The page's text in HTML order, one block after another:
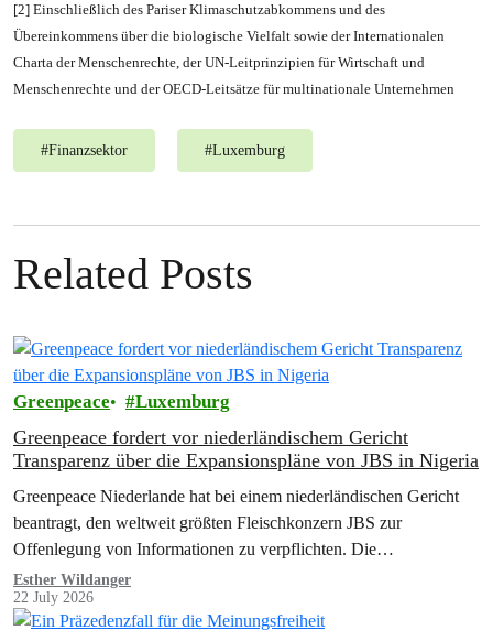
[2] Einschließlich des Pariser Klimaschutzabkommens und des
Übereinkommens über die biologische Vielfalt sowie der Internationalen
Charta der Menschenrechte, der UN-Leitprinzipien für Wirtschaft und
Menschenrechte und der OECD-Leitsätze für multinationale Unternehmen
#Finanzsektor #Luxemburg
Related Posts
Greenpeace Luxemburg
Greenpeace fordert vor niederländischem Gericht
Transparenz über die Expansionspläne von JBS in Nigeria
Greenpeace Niederlande hat bei einem niederländischen Gericht
beantragt, den weltweit größten Fleischkonzern JBS zur
Offenlegung von Informationen zu verpflichten. Die
Umweltschutzorganisation will rechtlich…
Esther Wildanger
22 July 2026